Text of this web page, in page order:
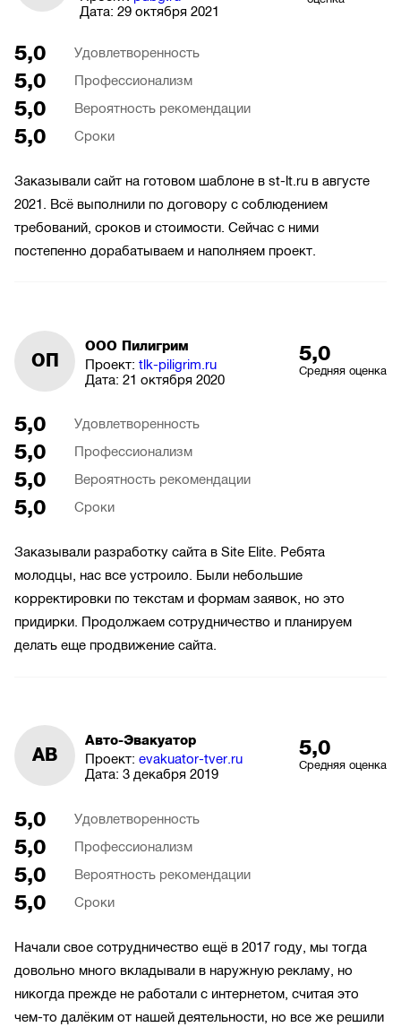
Дата: 29 октября 2021
5,0 Удовлетворенность
5,0 Профессионализм
5,0 Вероятность рекомендации
5,0 Сроки
Заказывали сайт на готовом шаблоне в st-lt.ru в августе
2021. Всё выполнили по договору с соблюдением
требований, сроков и стоимости. Сейчас с ними
постепенно дорабатываем и наполняем проект.
ОП
ООО Пилигрим
Проект: tlk-piligrim.ru
Дата: 21 октября 2020
5,0
Средняя оценка
5,0 Удовлетворенность
5,0 Профессионализм
5,0 Вероятность рекомендации
5,0 Сроки
Заказывали разработку сайта в Site Elite. Ребята
молодцы, нас все устроило. Были небольшие
корректировки по текстам и формам заявок, но это
придирки. Продолжаем сотрудничество и планируем
делать еще продвижение сайта.
АВ
Авто-Эвакуатор
Проект: evakuator-tver.ru
Дата: 3 декабря 2019
5,0
Средняя оценка
5,0 Удовлетворенность
5,0 Профессионализм
5,0 Вероятность рекомендации
5,0 Сроки
Начали свое сотрудничество ещё в 2017 году, мы тогда
довольно много вкладывали в наружную рекламу, но
никогда прежде не работали с интернетом, считая это
чем-то далёким от нашей деятельности, но все же решили